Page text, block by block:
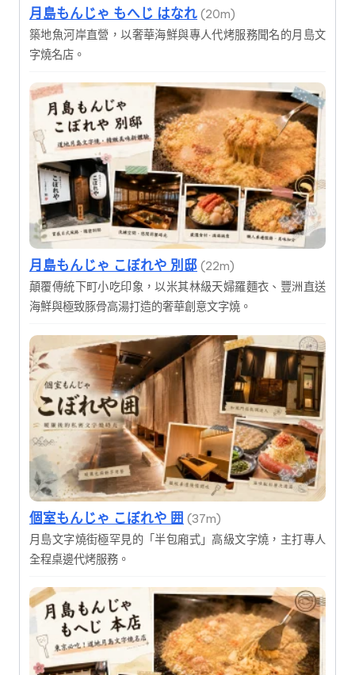
月島もんじゃ もへじ はなれ (20m)
築地魚河岸直營，以奢華海鮮與專人代烤服務聞名的月島文
字燒名店。
月島もんじゃ こぼれや 別邸 (22m)
顛覆傳統下町小吃印象，以米其林級天婦羅麵衣、豐洲直送
海鮮與極致豚骨高湯打造的奢華創意文字燒。
個室もんじゃ こぼれや 囲 (37m)
月島文字燒街極罕見的「半包廂式」高級文字燒，主打專人
全程桌邊代烤服務。